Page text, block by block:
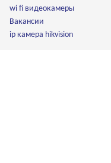
wi fi видеокамеры
Вакансии
ip камера hikvision